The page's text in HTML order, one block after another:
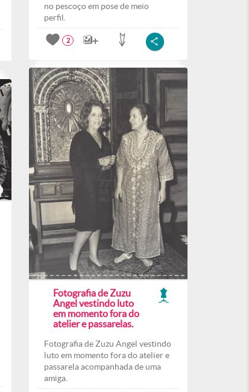
no pescoço em pose de meio
perfil.
2
Fotografia de Zuzu
Angel vestindo luto
em momento fora do
atelier e passarelas.
Fotografia de Zuzu Angel vestindo
luto em momento fora do atelier e
passarela acompanhada de uma
amiga.